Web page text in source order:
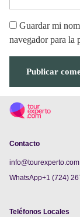
Guardar mi
navegador para la
Contacto
info@tourexperto.com
WhatsApp+1 (724)
Teléfonos Locales